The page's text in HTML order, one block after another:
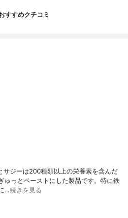
すすめクチコミ
ジーは200種類以上の栄養素を含んだ
ゅっとペーストにした製品です。特に鉄
…続きを見る